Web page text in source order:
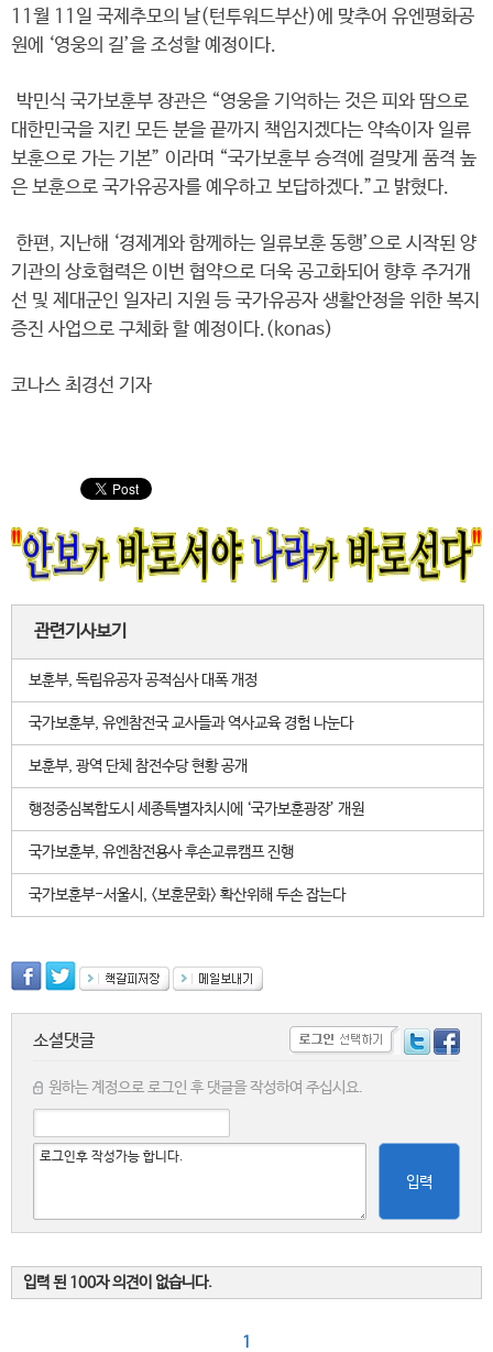
11월 11일 국제추모의 날(턴투워드부산)에 맞추어 유엔평화공
원에 ‘영웅의 길’을 조성할 예정이다.
박민식 국가보훈부 장관은 “영웅을 기억하는 것은 피와 땀으로
대한민국을 지킨 모든 분을 끝까지 책임지겠다는 약속이자 일류
보훈으로 가는 기본” 이라며 “국가보훈부 승격에 걸맞게 품격 높
은 보훈으로 국가유공자를 예우하고 보답하겠다.”고 밝혔다.
한편, 지난해 ‘경제계와 함께하는 일류보훈 동행’으로 시작된 양
기관의 상호협력은 이번 협약으로 더욱 공고화되어 향후 주거개
선 및 제대군인 일자리 지원 등 국가유공자 생활안정을 위한 복지
증진 사업으로 구체화 할 예정이다.(konas)
코나스 최경선 기자
관련기사보기
보훈부, 독립유공자 공적심사 대폭 개정
국가보훈부, 유엔참전국 교사들과 역사교육 경험 나눈다
보훈부, 광역 단체 참전수당 현황 공개
행정중심복합도시 세종특별자치시에 ‘국가보훈광장’ 개원
국가보훈부, 유엔참전용사 후손교류캠프 진행
국가보훈부-서울시, <보훈문화> 확산위해 두손 잡는다
소셜댓글
원하는 계정으로 로그인 후 댓글을 작성하여 주십시요.
입력
입력 된 100자 의견이 없습니다.
1